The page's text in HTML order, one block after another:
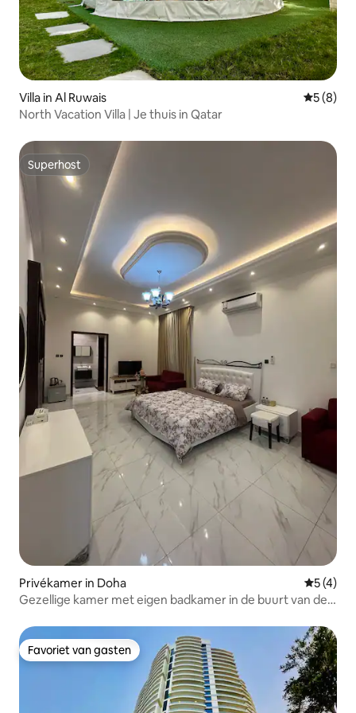
Villa in Al Ruwais
5 (8)
North Vacation Villa | Je thuis in Qatar
Superhost
Superhost
Privékamer in Doha
5 (4)
Gezellige kamer met eigen badkamer in de buurt van de
Favoriet van gasten
Favoriet van gasten